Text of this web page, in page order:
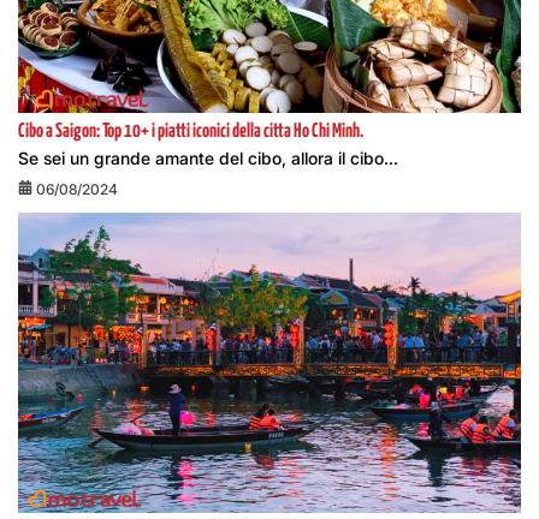
Cibo a Saigon: Top 10+ i piatti iconici della citta Ho Chi Minh.
Se sei un grande amante del cibo, allora il cibo...
06/08/2024